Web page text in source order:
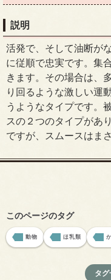
説明
活発で、そして油断が
に従順で忠実です。集
きます。その場合は、
り回るような激しい運
うようなタイプです。
スの２つのタイプがあ
ですが、スムースはま
このページのタグ
動物 ほ乳類
タグ